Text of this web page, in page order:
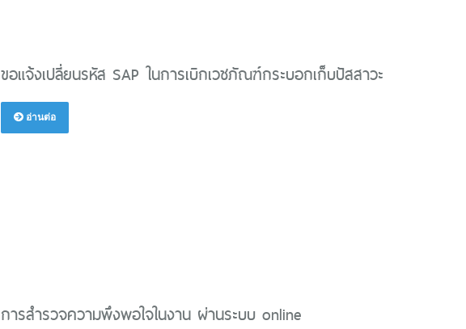
ขอแจ้งเปลี่ยนรหัส SAP ในการเบิกเวชภัณฑ์กระบอกเก็บปัสสาวะ
อ่านต่อ
การสำรวจความพึงพอใจในงาน ผ่านระบบ online